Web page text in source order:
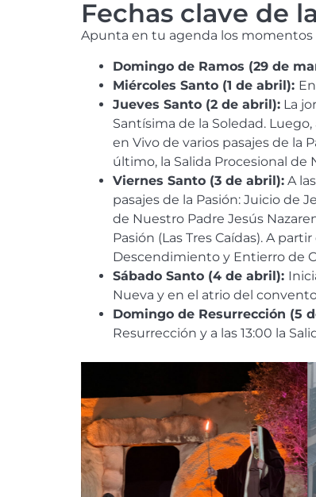
Fechas clave de
Apunta en tu agenda los momentos
Domingo de Ramos (29 de
Miércoles Santo (1 de abril):
Jueves Santo (2 de abril): La
Santísima de la Soledad.
en Vivo de varios pasajes de la
último, la Salida Procesional de
Viernes Santo (3 de abril): A
pasajes de la Pasión: Juicio de
de Nuestro Padre Jesús
Pasión (Las Tres Caídas). A
Descendimiento y Entierro de
Sábado Santo (4 de abril):
Nueva y en el atrio del
Domingo de Resurrección (5
Resurrección y a las 13:00 la